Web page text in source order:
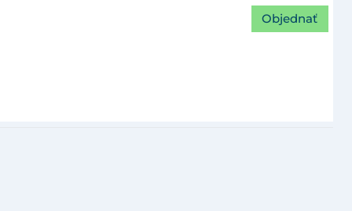
Objednať